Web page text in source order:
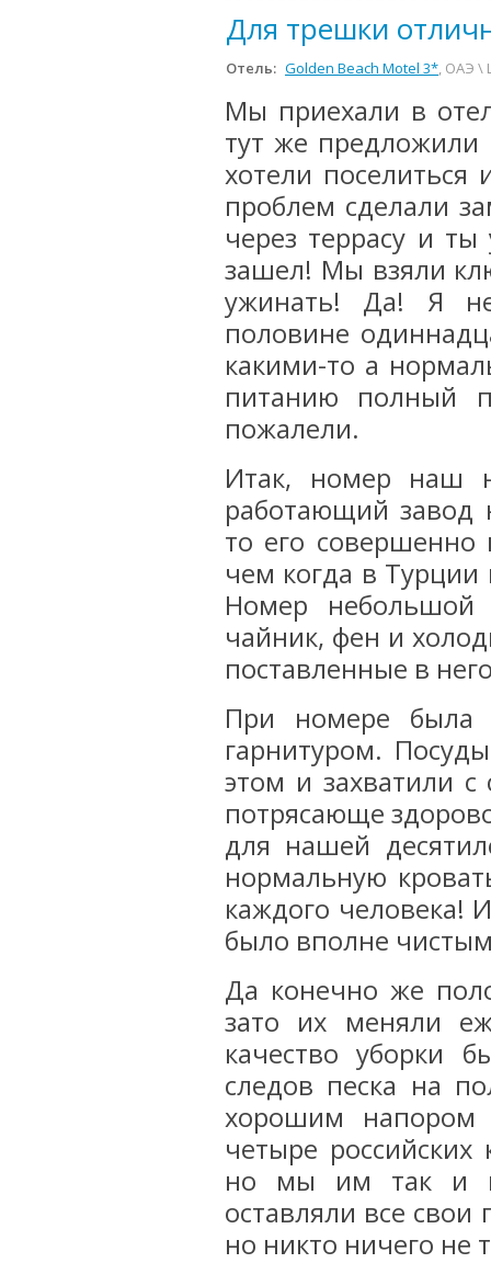
Для трешки
Отель: Golden Beach Motel 3*, ОАЭ \
Мы приехали в
тут же
хотели
проблем сделали
через террасу и
зашел! Мы взяли
ужинать! Да! Я
половине
какими-то а
питанию полный
пожалели.
Итак, номер наш
работающий завод
то его
чем когда в
Номер
чайник, фен и
поставленные в
При номере
гарнитуром.
этом и захватили
потрясающе
для нашей
нормальную
каждого человека!
было вполне
Да конечно же
зато их меняли
качество уборки
следов песка на
хорошим напором
четыре
но мы им так и
оставляли все
но никто ничего не